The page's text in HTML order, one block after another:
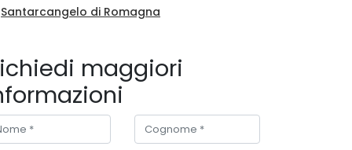
Santarcangelo di Romagna
maggiori